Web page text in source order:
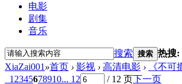
电影
剧集
音乐
搜索 搜索 热搜:
XiaZai001 »首页 › 影视 › 高清电影 ›
《不可
1 2345678910... 12 / 12 页下一页